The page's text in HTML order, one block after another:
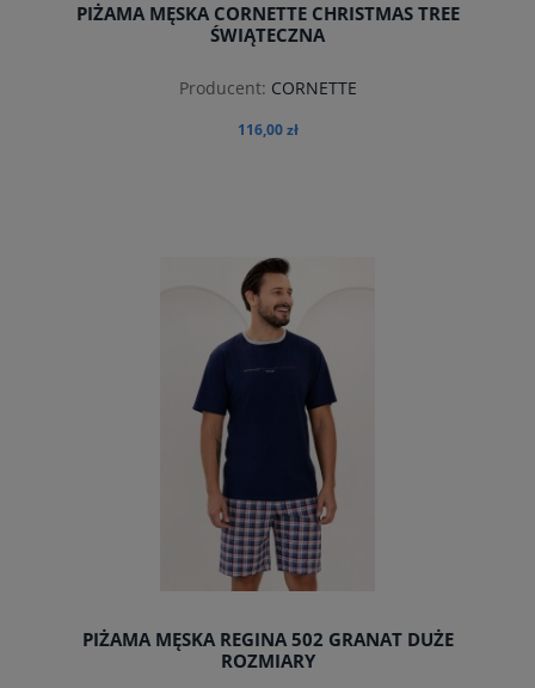
PIŻAMA MĘSKA CORNETTE CHRISTMAS TREE
ŚWIĄTECZNA
Producent: CORNETTE
116,00 zł
do koszyka
PIŻAMA MĘSKA REGINA 502 GRANAT DUŻE
ROZMIARY